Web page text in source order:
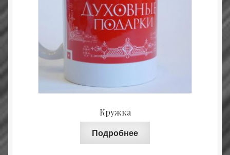
Кружка
Подробнее